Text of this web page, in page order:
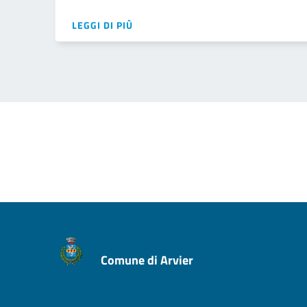
LEGGI DI PIÙ
Comune di Arvier